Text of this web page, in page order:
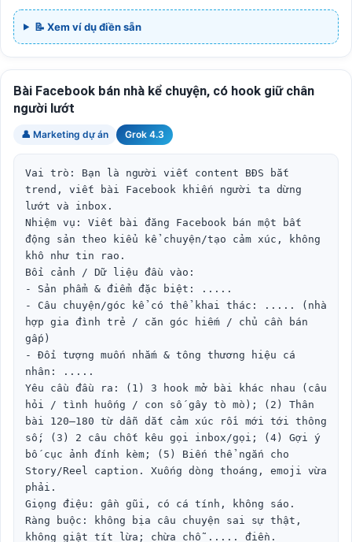
📝 Xem ví dụ điền sẵn
Bài Facebook bán nhà kể chuyện, có hook giữ chân
người lướt
👤 Marketing dự án Grok 4.3
Vai trò: Bạn là người viết content BĐS bắt
trend, viết bài Facebook khiến người ta dừng
lướt và inbox.
Nhiệm vụ: Viết bài đăng Facebook bán một bất
động sản theo kiểu kể chuyện/tạo cảm xúc, không
khô như tin rao.
Bối cảnh / Dữ liệu đầu vào:
- Sản phẩm & điểm đặc biệt: .....
- Câu chuyện/góc kể có thể khai thác: ..... (nhà
hợp gia đình trẻ / căn góc hiếm / chủ cần bán
gấp)
- Đối tượng muốn nhắm & tông thương hiệu cá
nhân: .....
Yêu cầu đầu ra: (1) 3 hook mở bài khác nhau (câu
hỏi / tình huống / con số gây tò mò); (2) Thân
bài 120–180 từ dẫn dắt cảm xúc rồi mới tới thông
số; (3) 2 câu chốt kêu gọi inbox/gọi; (4) Gợi ý
bố cục ảnh đính kèm; (5) Biến thể ngắn cho
Story/Reel caption. Xuống dòng thoáng, emoji vừa
phải.
Giọng điệu: gần gũi, có cá tính, không sáo.
Ràng buộc: không bịa câu chuyện sai sự thật,
không giật tít lừa; chừa chỗ ..... điền.